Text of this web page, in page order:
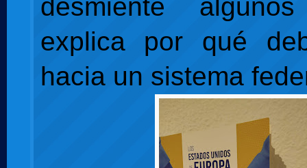
desmiente
explica por qué
hacia un sistema